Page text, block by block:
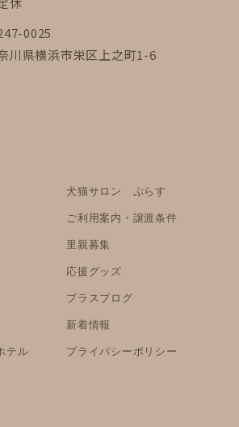
0025
川県横浜市栄区上之町1-6
テル
犬猫サロン ぷらす
ご利用案内・譲渡条件
里親募集
応援グッズ
プラスブログ
新着情報
プライバシーポリシー